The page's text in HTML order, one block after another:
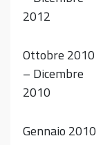
2012
Ottobre 2010
– Dicembre
2010
Gennaio 2010